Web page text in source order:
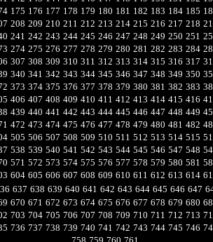
175 176 177 178 179 180 181 182 183 184 185
208 209 210 211 212 213 214 215 216 217 218
241 242 243 244 245 246 247 248 249 250 251
274 275 276 277 278 279 280 281 282 283 284
307 308 309 310 311 312 313 314 315 316 317
340 341 342 343 344 345 346 347 348 349 350
373 374 375 376 377 378 379 380 381 382 383
406 407 408 409 410 411 412 413 414 415 416
439 440 441 442 443 444 445 446 447 448 449
472 473 474 475 476 477 478 479 480 481 482
505 506 507 508 509 510 511 512 513 514 515
538 539 540 541 542 543 544 545 546 547 548
571 572 573 574 575 576 577 578 579 580 581
604 605 606 607 608 609 610 611 612 613 614
637 638 639 640 641 642 643 644 645 646 647
670 671 672 673 674 675 676 677 678 679 680
703 704 705 706 707 708 709 710 711 712 713
736 737 738 739 740 741 742 743 744 745 746